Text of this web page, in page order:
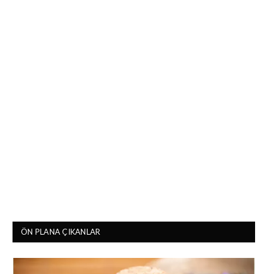
ÖN PLANA ÇIKANLAR